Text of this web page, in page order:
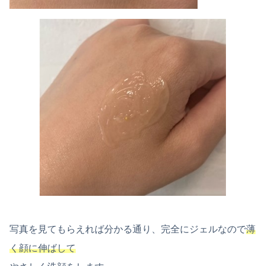
写真を見てもらえれば分かる通り、完全にジェルなので薄
く顔に伸ばして